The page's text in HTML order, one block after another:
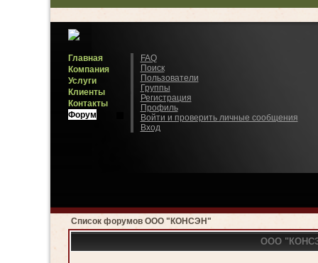
Главная
Компания
Услуги
Клиенты
Контакты
Форум
FAQ
Поиск
Пользователи
Группы
Регистрация
Профиль
Войти и проверить личные сообщения
Вход
Список форумов ООО "КОНСЭН"
ООО